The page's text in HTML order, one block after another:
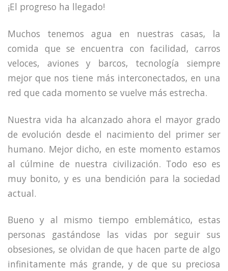
¡El progreso ha llegado!
Muchos tenemos agua en nuestras casas, la
comida que se encuentra con facilidad, carros
veloces, aviones y barcos, tecnología siempre
mejor que nos tiene más interconectados, en una
red que cada momento se vuelve más estrecha.
Nuestra vida ha alcanzado ahora el mayor grado
de evolución desde el nacimiento del primer ser
humano. Mejor dicho, en este momento estamos
al cúlmine de nuestra civilización. Todo eso es
muy bonito, y es una bendición para la sociedad
actual.
Bueno y al mismo tiempo emblemático, estas
personas gastándose las vidas por seguir sus
obsesiones, se olvidan de que hacen parte de algo
infinitamente más grande, y de que su preciosa